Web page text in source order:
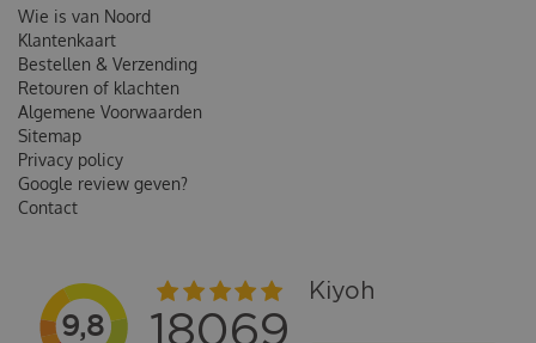
Wie is van Noord
Klantenkaart
Bestellen & Verzending
Retouren of klachten
Algemene Voorwaarden
Sitemap
Privacy policy
Google review geven?
Contact